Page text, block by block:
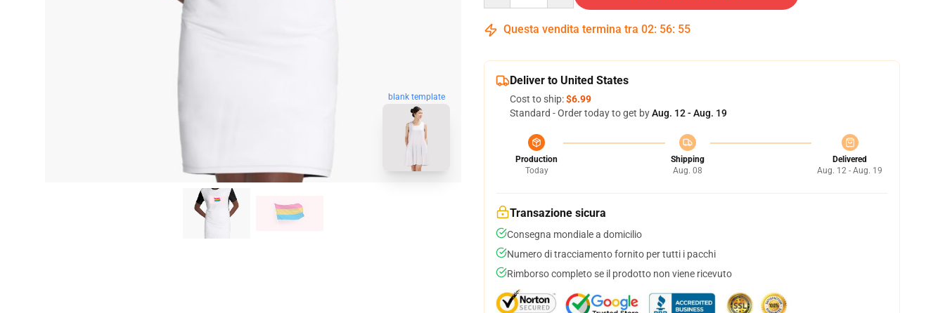
blank template
Questa vendita termina tra 02: 56: 54
Deliver to United States
Cost to ship:$6.99
Standard - Order today to get byAug. 12 - Aug. 19
Production
Today
Shipping
Aug. 08
Delivered
Aug. 12 - Aug. 19
Transazione sicura
Consegna mondiale a domicilio
Numero di tracciamento fornito per tutti i pacchi
Rimborso completo se il prodotto non viene ricevuto